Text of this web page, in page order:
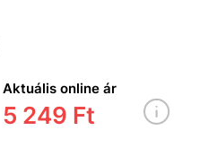
Aktuális online ár
5 249 Ft